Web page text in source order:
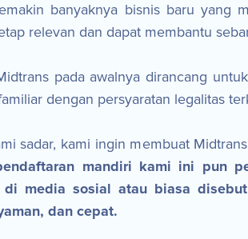
banyaknya bisnis baru yang
relevan dan dapat membantu
pada awalnya dirancang
dengan persyaratan legalitas
sadar, kami ingin membuat
mandiri kami ini pun
di media sosial atau biasa disebut
dan cepat.